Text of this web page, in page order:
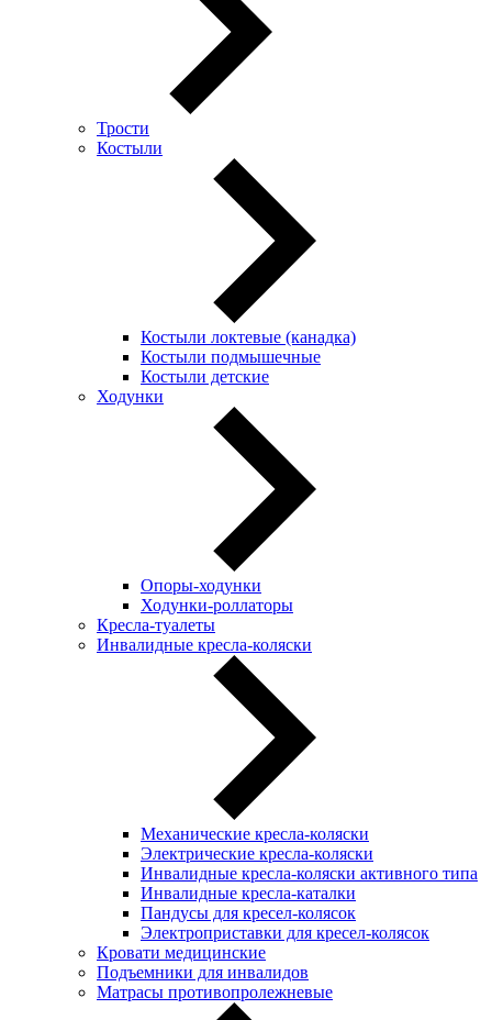
Трости
Костыли
Костыли локтевые (канадка)
Костыли подмышечные
Костыли детские
Ходунки
Опоры-ходунки
Ходунки-роллаторы
Кресла-туалеты
Инвалидные кресла-коляски
Механические кресла-коляски
Электрические кресла-коляски
Инвалидные кресла-коляски активного типа
Инвалидные кресла-каталки
Пандусы для кресел-колясок
Электроприставки для кресел-колясок
Кровати медицинские
Подъемники для инвалидов
Матрасы противопролежневые